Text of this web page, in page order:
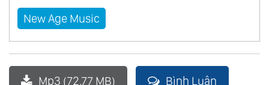
New Age Music
Mp3 (72.77 MB) Bình Luận